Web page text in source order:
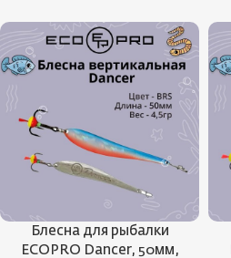
Блесна для рыбалки
ECOPRO Dancer, 50мм,